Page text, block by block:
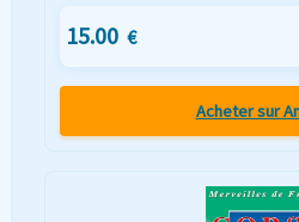
15.00 €
Acheter sur